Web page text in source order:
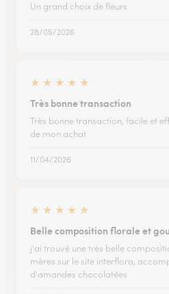
Un grand choix de fleurs
28/05/2026
★ ★ ★ ★ ★
Très bonne transaction
Très bonne transaction, facile et
de mon achat
11/04/2026
★ ★ ★ ★ ★
Belle composition florale et
j'ai trouvé une très belle
mères sur le site interflora,
d'amandes chocolatées